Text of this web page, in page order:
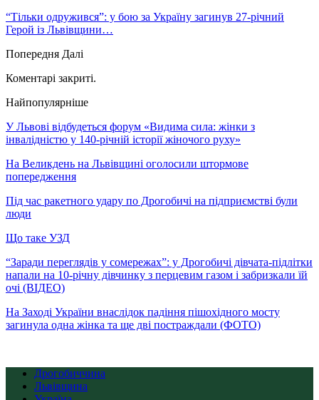
“Тільки одружився”: у бою за Україну загинув 27-річний
Герой із Львівщини…
Попередня Далі
Коментарі закриті.
Найпопулярніше
У Львові відбудеться форум «Видима сила: жінки з
інвалідністю у 140-річній історії жіночого руху»
На Великдень на Львівщині оголосили штормове
попередження
Під час ракетного удару по Дрогобичі на підприємстві були
люди
Що таке УЗД
“Заради переглядів у сомережах”: у Дрогобичі дівчата-підлітки
напали на 10-річну дівчинку з перцевим газом і забризкали їй
очі (ВІДЕО)
На Заході України внаслідок падіння пішохідного мосту
загинула одна жінка та ще дві постраждали (ФОТО)
Дрогобиччина
Львівщина